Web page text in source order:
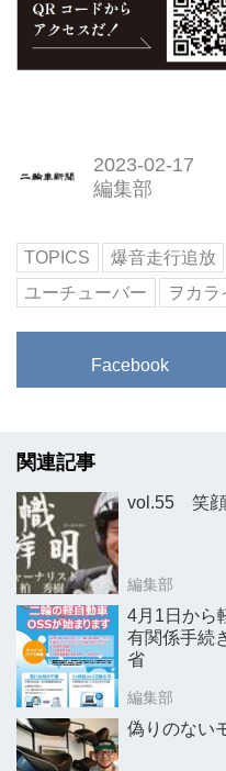
2023-02-17
編集部
TOPICS 爆音走行追放
ユーチューバー
ヲカラ
Facebook
関連記事
vol.55 笑顔
編集部
4月1日から
有関係手続
省
編集部
偽りのない